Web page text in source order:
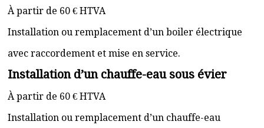
À partir de 60 € HTVA
Installation ou remplacement d’un boiler électrique
avec raccordement et mise en service.
Installation d’un chauffe-eau sous évier
À partir de 60 € HTVA
Installation ou remplacement d’un chauffe-eau